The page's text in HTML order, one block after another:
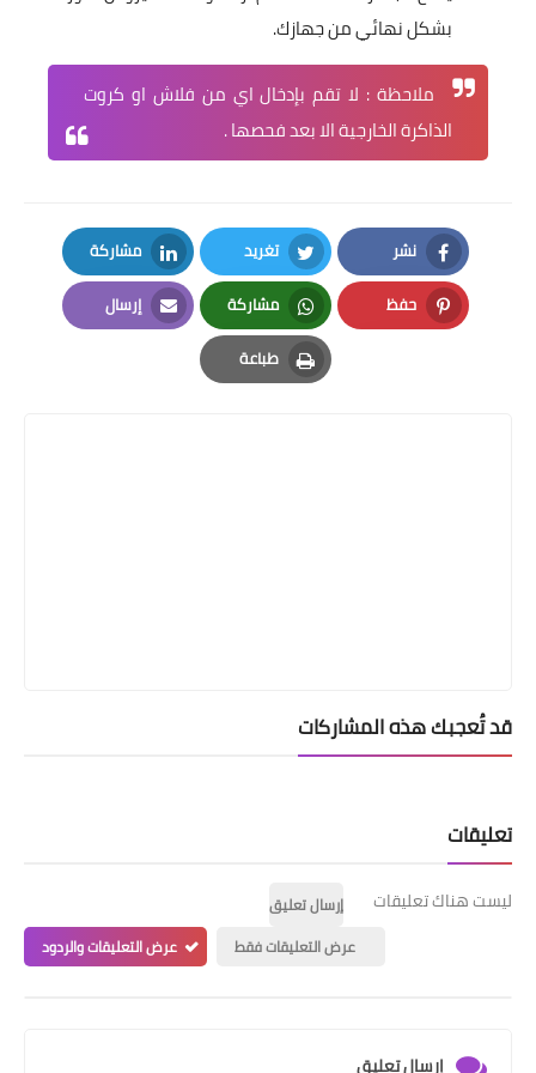
بشكل نهائي من جهازك.
ملاحظة : لا تقم بإدخال اي من فلاش او كروت
الذاكرة الخارجية الا بعد فحصها .
نشر
Facebook
تغريد
Twitter
مشاركة
LinkedIn
حفظ
Pinterest
مشاركة
Whatsapp
إرسال
Email
طباعة
Print
قد تُعجبك هذه المشاركات
تعليقات
ليست هناك تعليقات
إرسال تعليق
عرض التعليقات فقط
عرض التعليقات والردود
إرسال تعليق